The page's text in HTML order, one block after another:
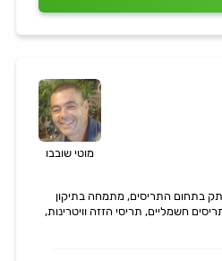
מוטי שובבו
בעל 20 שנות ותק בתחום התריסים, מתמחה בתיקון
חשמליים, תריסי הזזה וויטרינות,